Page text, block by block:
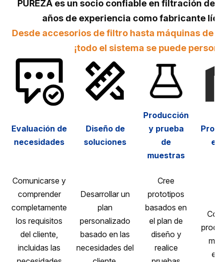
PUREZA es un socio confiable en filtración de
años de experiencia como fabricante
Desde accesorios de filtro hasta máquinas de
¡todo el sistema se puede
Evaluación de
necesidades
Diseño de
soluciones
Producción
y prueba
de
muestras
Comunicarse y
comprender
completamente
los requisitos
del cliente,
incluidas las
Desarrollar un
plan
personalizado
basado en las
necesidades del
Cree
prototipos
basados ​​en
el plan de
diseño y
realice